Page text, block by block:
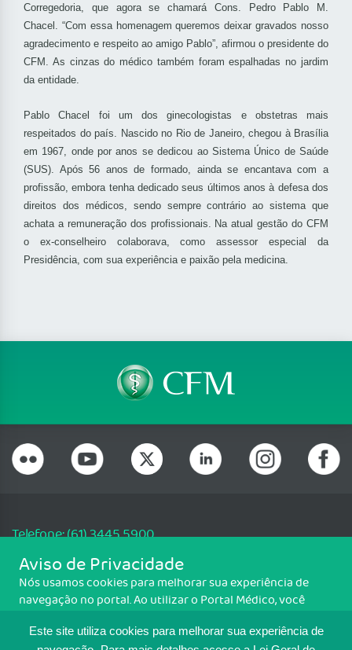
Este site utiliza cookies para melhorar sua experiência de
Corregedoria, que agora se chamará Cons. Pedro Pablo M.
Chacel. “Com essa homenagem queremos deixar gravados nosso
agradecimento e respeito ao amigo Pablo”, afirmou o presidente do
CFM. As cinzas do médico também foram espalhadas no jardim
da entidade.
Pablo Chacel foi um dos ginecologistas e obstetras mais
respeitados do país. Nascido no Rio de Janeiro, chegou à Brasília
em 1967, onde por anos se dedicou ao Sistema Único de Saúde
(SUS). Após 56 anos de formado, ainda se encantava com a
profissão, embora tenha dedicado seus últimos anos à defesa dos
direitos dos médicos, sendo sempre contrário ao sistema que
achata a remuneração dos profissionais. Na atual gestão do CFM
o ex-conselheiro colaborava, como assessor especial da
Presidência, com sua experiência e paixão pela medicina.
Telefone: (61) 3445 5900
Email: cfm@portalmedico.org.br
SGAS 616, Conjunto D, Lote 115, L2 Sul, Brasília/DF - CEP: 70200-760 -
CNPJ: 33.583.550/0001-30
Aviso de Privacidade
Nós usamos cookies para melhorar sua experiência de
navegação no portal. Ao utilizar o Portal Médico, você
Para ter mais informações sobre como isso é feito, acesse